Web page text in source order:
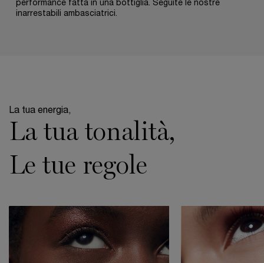
performance fatta in una bottiglia. Seguite le nostre
inarrestabili ambasciatrici.
La tua energia,
La tua tonalità,
Le tue regole